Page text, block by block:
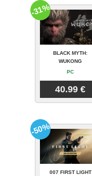
BLACK MYTH:
WUKONG
PC
40.99 €
-31%
007 FIRST LIGHT
-50%